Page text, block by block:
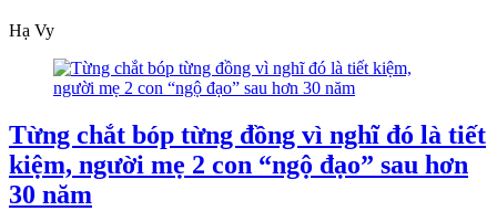
Hạ Vy
Từng chắt bóp từng đồng vì nghĩ đó là tiết
kiệm, người mẹ 2 con “ngộ đạo” sau hơn
30 năm